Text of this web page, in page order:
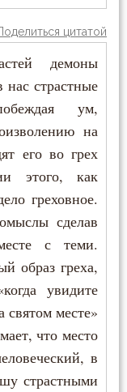
цитатой
демоны
нас страстные
ум,
на
его во грех
этого, как
греховное.
сделав
с теми.
образ греха,
увидите
святом месте»
что место
в
страстными